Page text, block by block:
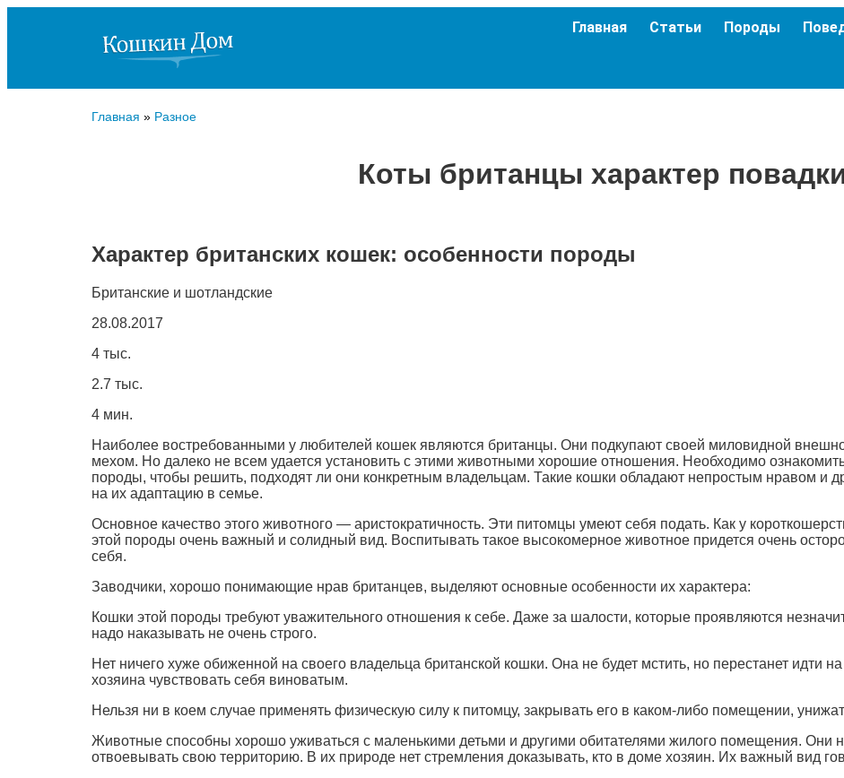
Главная Статьи Породы
Главная » Разное
Коты британцы характер
Характер британских кошек: особенности породы
Британские и шотландские
28.08.2017
4 тыс.
2.7 тыс.
4 мин.
Наиболее востребованными у любителей кошек являются британцы. Они подкупают своей миловидной
мехом. Но далеко не всем удается установить с этими животными хорошие отношения. Необходимо
породы, чтобы решить, подходят ли они конкретным владельцам. Такие кошки обладают непростым нравом и
на их адаптацию в семье.
Основное качество этого животного — аристократичность. Эти питомцы умеют себя подать. Как у
этой породы очень важный и солидный вид. Воспитывать такое высокомерное животное придется очень
себя.
Заводчики, хорошо понимающие нрав британцев, выделяют основные особенности их характера:
Кошки этой породы требуют уважительного отношения к себе. Даже за шалости, которые проявляются
надо наказывать не очень строго.
Нет ничего хуже обиженной на своего владельца британской кошки. Она не будет мстить, но перестанет идти на
хозяина чувствовать себя виноватым.
Нельзя ни в коем случае применять физическую силу к питомцу, закрывать его в каком-либо помещении,
Животные способны хорошо уживаться с маленькими детьми и другими обитателями жилого помещения. Они
отвоевывать свою территорию. В их природе нет стремления доказывать, кто в доме хозяин. Их важный вид